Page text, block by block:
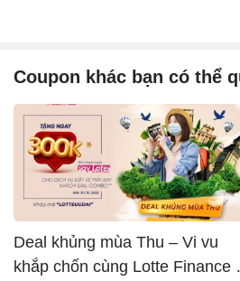
Coupon khác bạn có thể
Deal khủng mùa Thu – Vi vu
khắp chốn cùng Lotte Finance